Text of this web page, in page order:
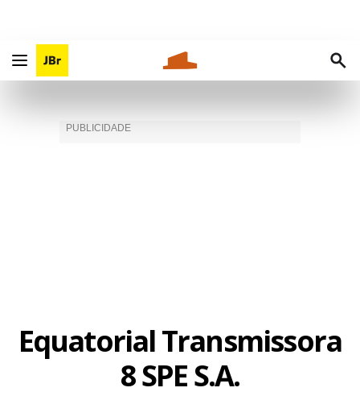
Equatorial Transmissora
8 SPE S.A.